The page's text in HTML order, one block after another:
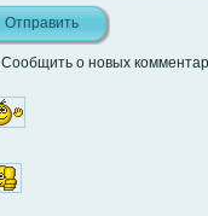
Сообщить о новых